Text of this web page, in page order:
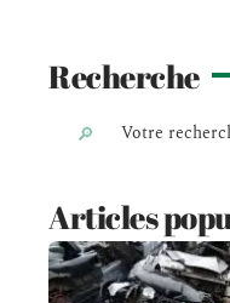
Recherche
Articles